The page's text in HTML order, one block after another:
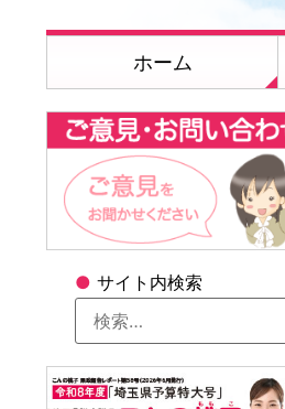
ホーム
● サイト内検索